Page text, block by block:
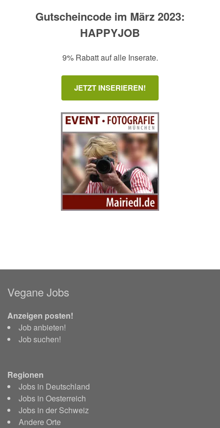
Gutscheincode im März 2023:
HAPPYJOB
9% Rabatt auf alle Inserate.
JETZT INSERIEREN!
Vegane Jobs
Anzeigen posten!
Job anbieten!
Job suchen!
Regionen
Jobs in Deutschland
Jobs in Oesterreich
Jobs in der Schweiz
Andere Orte